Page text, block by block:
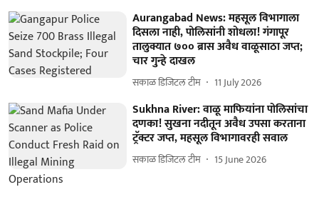
Aurangabad News: महसूल विभागाला
दिसला नाही, पोलिसांनी शोधला! गंगापूर
तालुक्यात ७०० ब्रास अवैध वाळूसाठा जप्त;
चार गुन्हे दाखल
सकाळ डिजिटल टीम 11 July 2026
Sukhna River: वाळू माफियांना पोलिसांचा
दणका! सुखना नदीतून अवैध उपसा करताना
ट्रॅक्टर जप्त, महसूल विभागावरही सवाल
सकाळ डिजिटल टीम 15 June 2026